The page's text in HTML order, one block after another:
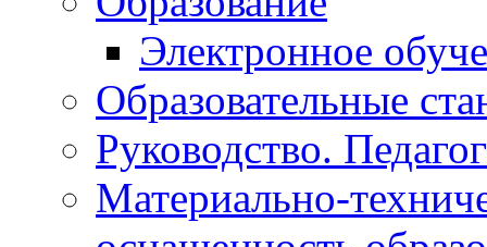
Электронное
Образовательные
Руководство.
Материально-